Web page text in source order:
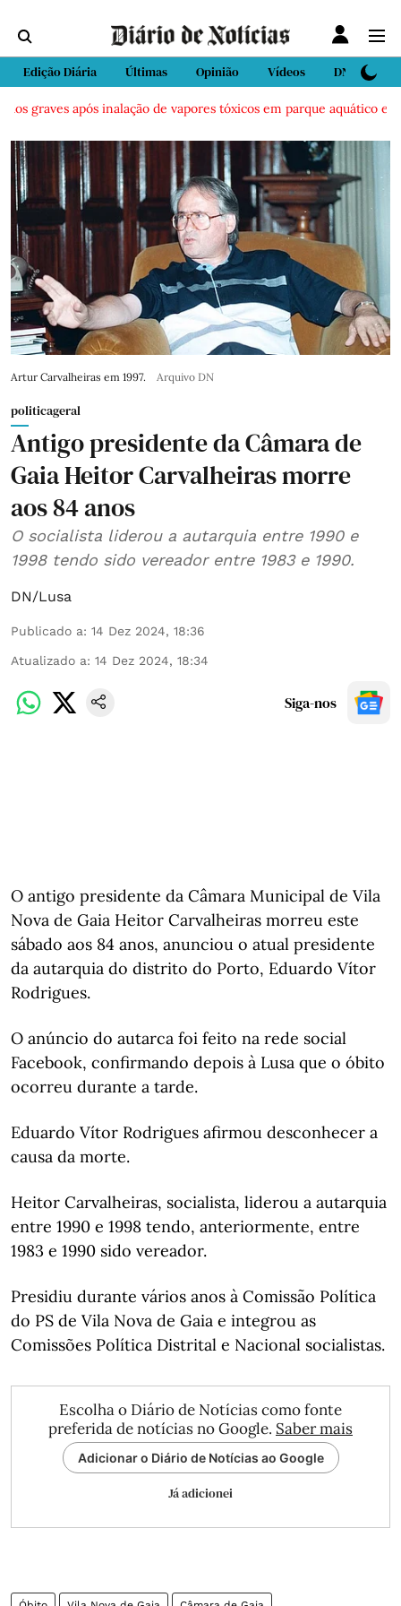
Edição Diária Últimas Opinião Vídeos DN Sport
graves após inalação de vapores tóxicos em parque aquático em
Artur Carvalheiras em 1997. Arquivo DN
politicageral
Antigo presidente da Câmara de
Gaia Heitor Carvalheiras morre
aos 84 anos
O socialista liderou a autarquia entre 1990 e
1998 tendo sido vereador entre 1983 e 1990.
DN/Lusa
Publicado a: 14 Dez 2024, 18:36
Atualizado a: 14 Dez 2024, 18:34
Siga-nos
O antigo presidente da Câmara Municipal de Vila
Nova de Gaia Heitor Carvalheiras morreu este
sábado aos 84 anos, anunciou o atual presidente
da autarquia do distrito do Porto, Eduardo Vítor
Rodrigues.
O anúncio do autarca foi feito na rede social
Facebook, confirmando depois à Lusa que o óbito
ocorreu durante a tarde.
Eduardo Vítor Rodrigues afirmou desconhecer a
causa da morte.
Heitor Carvalheiras, socialista, liderou a autarquia
entre 1990 e 1998 tendo, anteriormente, entre
1983 e 1990 sido vereador.
Presidiu durante vários anos à Comissão Política
do PS de Vila Nova de Gaia e integrou as
Comissões Política Distrital e Nacional socialistas.
Escolha o Diário de Notícias como fonte
preferida de notícias no Google. Saber mais
Adicionar o Diário de Notícias ao Google
Já adicionei